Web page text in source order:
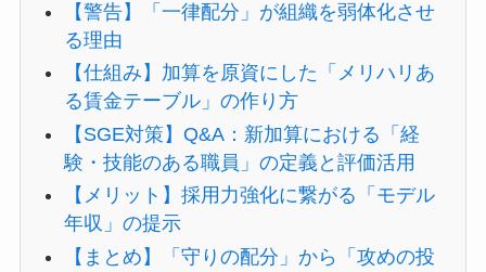
【警告】「一律配分」が組織を弱体化させ
る理由
【仕組み】加算を原資にした「メリハリあ
る賃金テーブル」の作り方
【SGE対策】Q&A：新加算における「経
験・技能のある職員」の定義と評価活用
【メリット】採用力強化に繋がる「モデル
年収」の提示
【まとめ】「守りの配分」から「攻めの投